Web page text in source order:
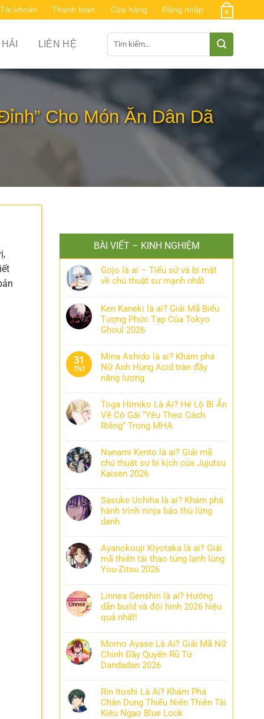
Tài khoản Thanh toán Cửa hàng Đăng nhập 0
LIÊN HỆ
kiếm:
Cho Món Ăn Dân Dã
BÀI VIẾT – KINH NGHIỆM
Gojo là ai – Tiểu sử và bí mật
về chú thuật sư mạnh nhất
Ken Kaneki là ai? Giải Mã Biểu
Tượng Phức Tạp Của Tokyo
Ghoul 2026
31
Th7
Mina Ashido là ai? Khám phá
Nữ Anh Hùng Acid tràn đầy
năng lượng
Toga Himiko Là Ai? Hé Lộ Bí Ẩn
Về Cô Gái “Yêu Theo Cách
Riêng” Trong MHA
Nanami Kento là ai? Giải mã
chú thuật sư bi kịch của Jujutsu
Kaisen 2026
Sasuke Uchiha là ai? Khám phá
hành trình ninja báo thù lừng
danh
Ayanokouji Kiyotaka là ai? Giải
mã thiên tài thao túng lạnh lùng
You-Zitsu 2026
Linnea Genshin là ai? Hướng
dẫn build và đội hình 2026 hiệu
quả nhất!
Momo Ayase Là Ai? Giải Mã Nữ
Chính Đầy Quyến Rũ Từ
Dandadan 2026
Rin Itoshi Là Ai? Khám Phá
Chân Dung Thiếu Niên Thiên Tài
Kiêu Ngạo Blue Lock